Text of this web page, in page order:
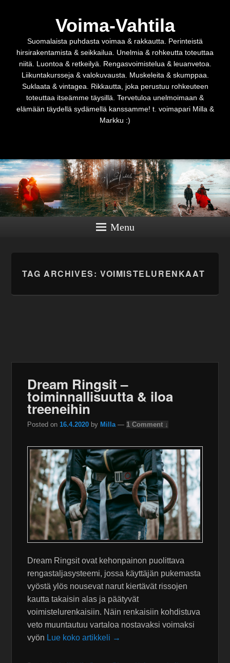
Voima-Vahtila
Suomalaista puhdasta voimaa & rakkautta. Perinteistä
hirsirakentamista & seikkailua. Unelmia & rohkeutta toteuttaa
niitä. Luontoa & retkeilyä. Rengasvoimistelua & leuanvetoa.
Liikuntakursseja & valokuvausta. Muskeleita & skumppaa.
Suklaata & vintagea. Rikkautta, joka perustuu rohkeuteen
toteuttaa itseämme täysillä. Tervetuloa unelmoimaan &
elämään täydellä sydämellä kanssamme! t. voimapari Milla &
Markku :)
Menu
TAG ARCHIVES: VOIMISTELURENKAAT
Dream Ringsit –
toiminnallisuutta & iloa
treeneihin
Posted on 16.4.2020 by Milla — 1 Comment ↓
Dream Ringsit ovat kehonpainon puolittava
rengastaljasysteemi, jossa käyttäjän pukemasta
vyöstä ylös nousevat narut kiertävät rissojen
kautta takaisin alas ja päätyvät
voimistelurenkaisiin. Näin renkaisiin kohdistuva
veto muuntautuu vartaloa nostavaksi voimaksi
vyön Lue koko artikkeli →